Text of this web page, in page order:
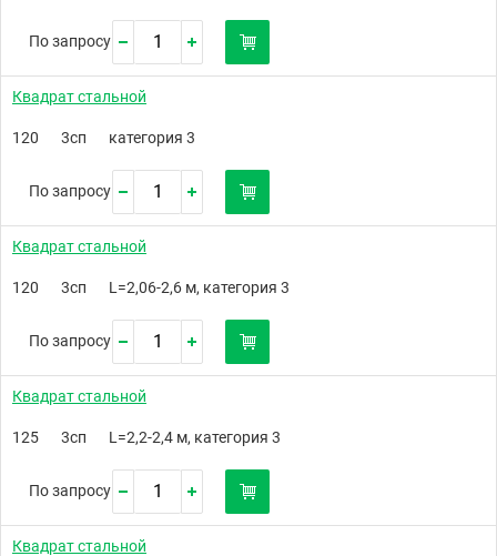
По запросу
Квадрат стальной
120 3сп категория 3
По запросу
Квадрат стальной
120 3сп L=2,06-2,6 м, категория 3
По запросу
Квадрат стальной
125 3сп L=2,2-2,4 м, категория 3
По запросу
Квадрат стальной